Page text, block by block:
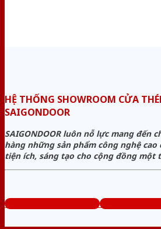
HỆ THỐNG SHOWROOM CỬA
SAIGONDOOR
SAIGONDOOR luôn nỗ lực mang đến
hàng những sản phẩm công nghệ
tiện ích, sáng tạo cho cộng đồng
www.cuathepcuago.com Tổng đài tư vấn